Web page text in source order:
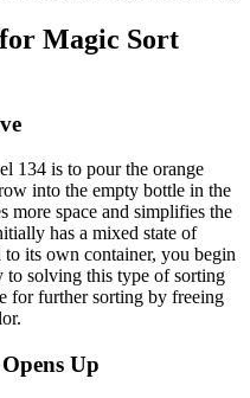
Magic Sort
134 is to pour the orange
into the empty bottle in the
more space and simplifies the
has a mixed state of
its own container, you begin
to solving this type of sorting
for further sorting by freeing
Up